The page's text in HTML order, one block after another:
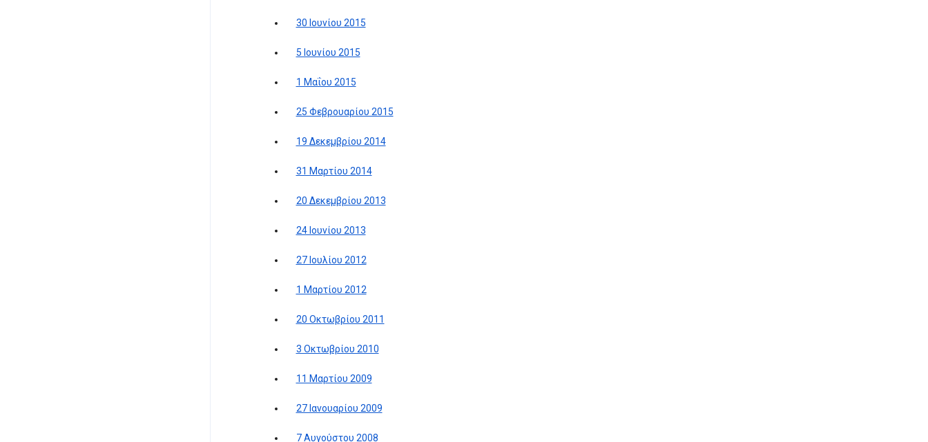
30 Ιουνίου 2015
5 Ιουνίου 2015
1 Μαΐου 2015
25 Φεβρουαρίου 2015
19 Δεκεμβρίου 2014
31 Μαρτίου 2014
20 Δεκεμβρίου 2013
24 Ιουνίου 2013
27 Ιουλίου 2012
1 Μαρτίου 2012
20 Οκτωβρίου 2011
3 Οκτωβρίου 2010
11 Μαρτίου 2009
27 Ιανουαρίου 2009
7 Αυγούστου 2008